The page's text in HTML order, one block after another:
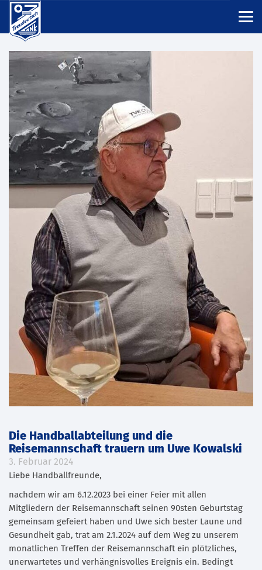
Die Handballabteilung und die
Reisemannschaft trauern um Uwe Kowalski
3. Februar 2024
Liebe Handballfreunde,
nachdem wir am 6.12.2023 bei einer Feier mit allen
Mitgliedern der Reisemannschaft seinen 90sten Geburtstag
gemeinsam gefeiert haben und Uwe sich bester Laune und
Gesundheit gab, trat am 2.1.2024 auf dem Weg zu unserem
monatlichen Treffen der Reisemannschaft ein plötzliches,
unerwartetes und verhängnisvolles Ereignis ein. Bedingt